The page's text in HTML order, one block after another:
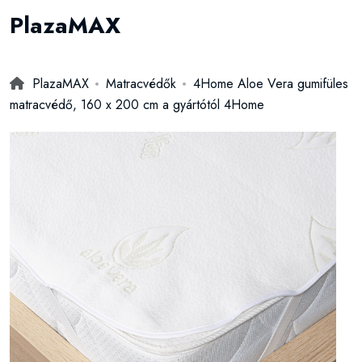
PlazaMAX
PlazaMAX Matracvédők
4Home Aloe Vera gumifüles
matracvédő, 160 x 200 cm a gyártótól 4Home